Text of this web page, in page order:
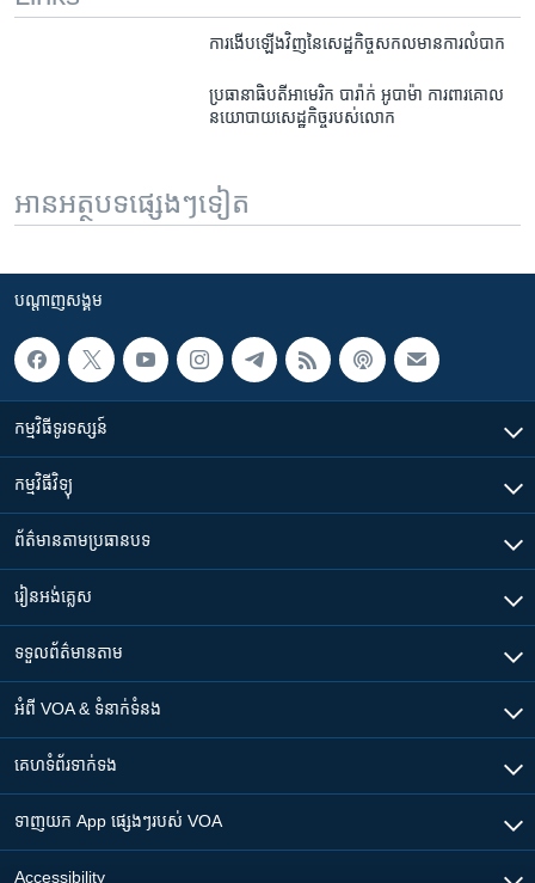
ការ​​ងើប​ឡើង​វិញ​​នៃ​សេដ្ឋ​កិច្ច​​សកល​មាន​ការ​លំបាក
ប្រធានាធិបតី​​អាមេរិក បារ៉ាក់ អូបាម៉ា ​ការពារ​​គោល​
នយោបាយ​សេដ្ឋកិច្ច​​​របស់​លោក
អានអត្ថបទផ្សេងៗទៀត
បណ្តាញ​សង្គម
កម្មវិធី​ទូរទស្សន៍
កម្មវិធី​វិទ្យុ
ព័ត៌មាន​តាមប្រធានបទ​
រៀន​​អង់គ្លេស
ទទួល​ព័ត៌មាន​តាម
អំពី​ VOA & ទំនាក់ទំនង
គេហទំព័រ​​ទាក់ទង
ទាញយក​ App ផ្សេងៗ​របស់​ VOA
Accessibility